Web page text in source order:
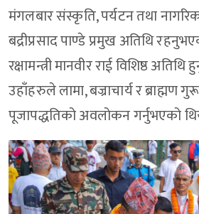
मंगलबार संस्कृति, पर्यटन तथा नागरिक
बद्रीप्रसाद पाण्डे प्रमुख अतिथि
रक्षामन्त्री मानवीर राई विशिष्ठ
उहाँहरुले लामा, बज्राचार्य र ब्राह्मण
पूजापद्धतिको अवलोकन गर्नुभएको